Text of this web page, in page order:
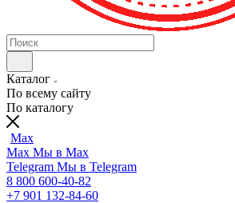
Каталог
По всему сайту
По каталогу
Max
Max Мы в Max
Telegram Мы в Telegram
8 800 600-40-82
+7 901 132-84-60